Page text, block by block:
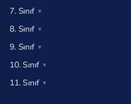
7. Sınıf
8. Sınıf
9. Sınıf
10. Sınıf
11. Sınıf